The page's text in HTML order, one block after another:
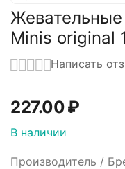
Minis original
Написать
227.00₽
В наличии
Производитель /